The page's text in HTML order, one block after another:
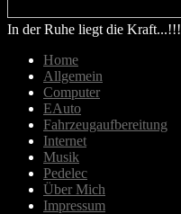
In der Ruhe liegt die Kraft...!!!
Home
Allgemein
Computer
EAuto
Fahrzeugaufbereitung
Internet
Musik
Pedelec
Über Mich
Impressum